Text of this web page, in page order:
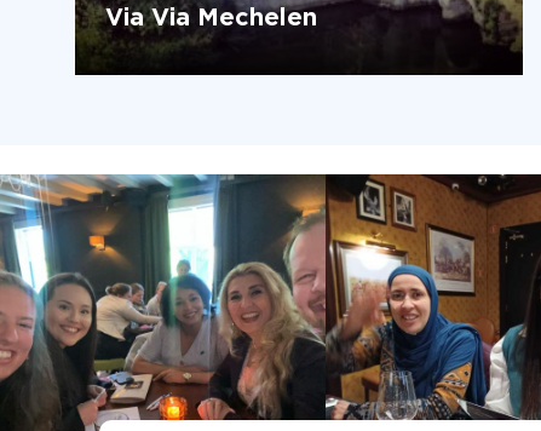
Via Via Mechelen